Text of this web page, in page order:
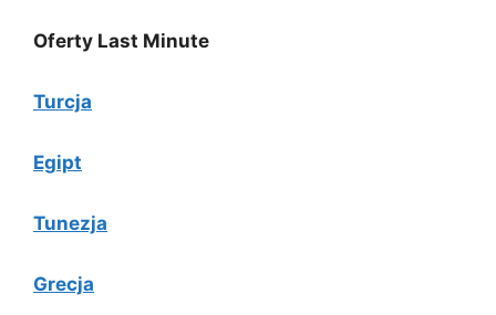
Oferty Last Minute
Turcja
Egipt
Tunezja
Grecja